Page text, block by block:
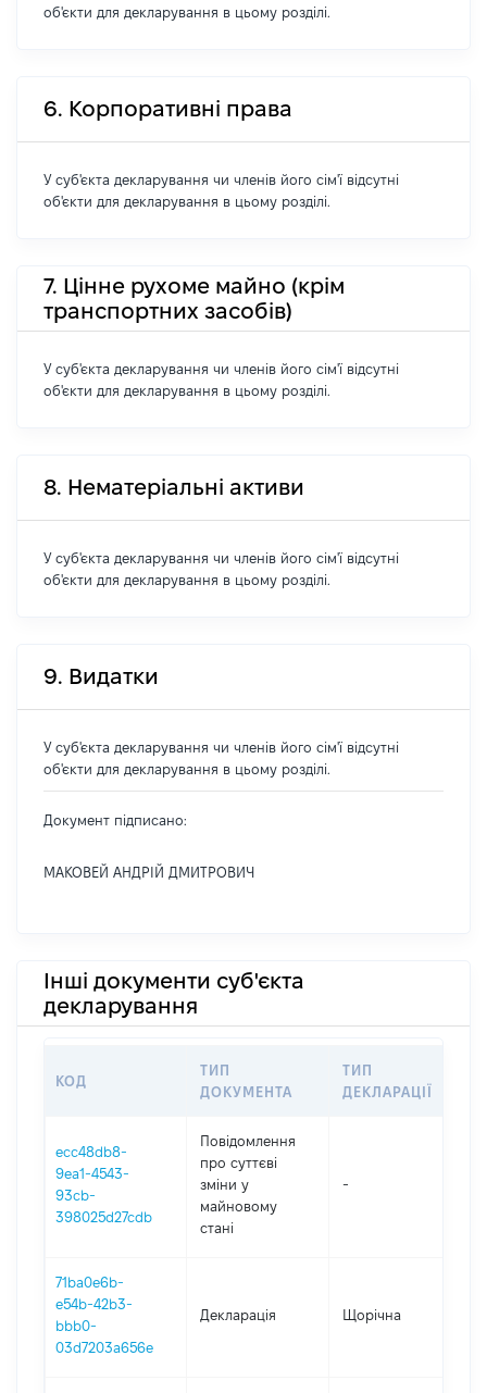
об'єкти для декларування в цьому розділі.
6. Корпоративні права
У суб'єкта декларування чи членів його сім'ї відсутні
об'єкти для декларування в цьому розділі.
7. Цінне рухоме майно (крім
транспортних засобів)
У суб'єкта декларування чи членів його сім'ї відсутні
об'єкти для декларування в цьому розділі.
8. Нематеріальні активи
У суб'єкта декларування чи членів його сім'ї відсутні
об'єкти для декларування в цьому розділі.
9. Видатки
У суб'єкта декларування чи членів його сім'ї відсутні
об'єкти для декларування в цьому розділі.
Документ підписано:
МАКОВЕЙ АНДРІЙ ДМИТРОВИЧ
Інші документи суб'єкта
декларування
КОД
ТИП
ДОКУМЕНТА
ТИП
ДЕКЛАРАЦІЇ
ecc48db8-
9ea1-4543-
93cb-
398025d27cdb
Повідомлення
про суттєві
зміни y
майновому
стані
-
71ba0e6b-
e54b-42b3-
bbb0-
03d7203a656e
Декларація Щорічна